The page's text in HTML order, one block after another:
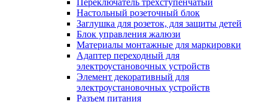
Переключатель трехступенчатый
Настольный розеточный блок
Заглушка для розеток, для защиты детей
Блок управления жалюзи
Материалы монтажные для маркировки
Адаптер переходный для
электроустановочных устройств
Элемент декоративный для
электроустановочных устройств
Разъем питания